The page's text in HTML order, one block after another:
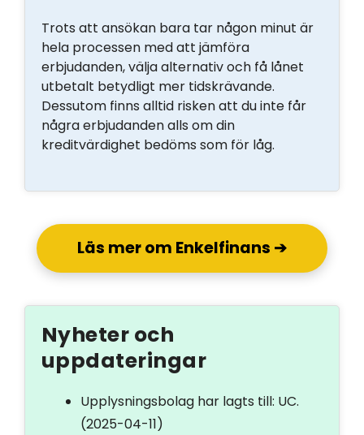
Trots att ansökan bara tar någon minut är
hela processen med att jämföra
erbjudanden, välja alternativ och få lånet
utbetalt betydligt mer tidskrävande.
Dessutom finns alltid risken att du inte får
några erbjudanden alls om din
kreditvärdighet bedöms som för låg.
Läs mer om Enkelfinans ➔
Nyheter och
uppdateringar
Upplysningsbolag har lagts till: UC.
(2025-04-11)